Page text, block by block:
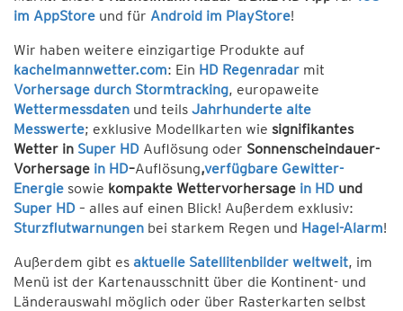
im AppStore und für Android im PlayStore!
Wir haben weitere einzigartige Produkte auf
kachelmannwetter.com: Ein HD Regenradar mit
Vorhersage durch Stormtracking, europaweite
Wettermessdaten und teils Jahrhunderte alte
Messwerte; exklusive Modellkarten wie signifikantes
Wetter in Super HD Auflösung oder Sonnenscheindauer-
Vorhersage in HD–Auflösung,verfügbare Gewitter-
Energie sowie kompakte Wettervorhersage in HD und
Super HD – alles auf einen Blick! Außerdem exklusiv:
Sturzflutwarnungen bei starkem Regen und Hagel-Alarm!
Außerdem gibt es aktuelle Satellitenbilder weltweit, im
Menü ist der Kartenausschnitt über die Kontinent- und
Länderauswahl möglich oder über Rasterkarten selbst